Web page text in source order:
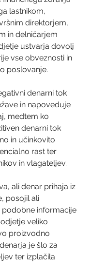
lastnikom,
direktorjem,
in delničarjem
ustvarja dovolj
vse obveznosti in
poslovanje.
denarni tok
in napoveduje
medtem ko
denarni tok
in učinkovito
rast ter
in vlagateljev.
ali denar prihaja iz
posojil ali
podobne informacije
veliko
proizvodno
je šlo za
ter izplačila